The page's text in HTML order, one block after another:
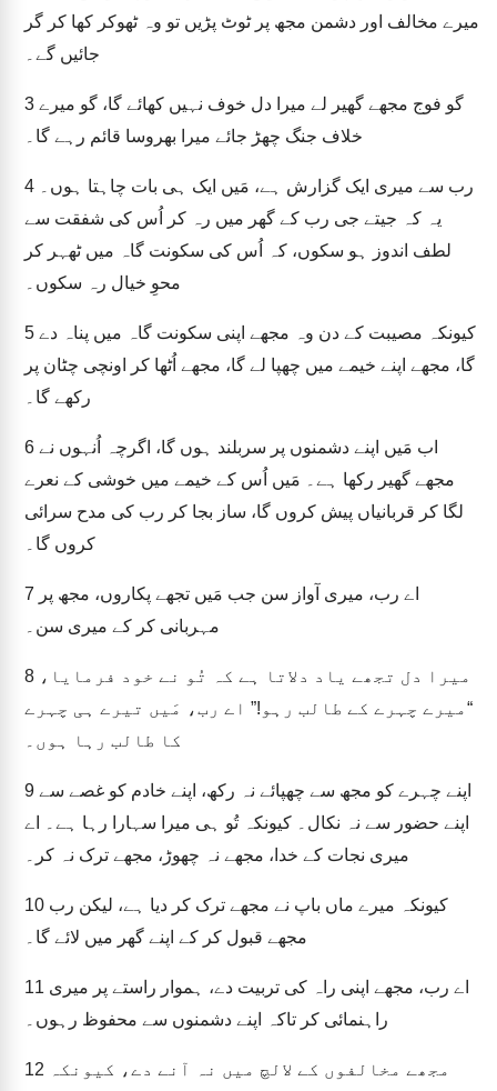
میرے مخالف اور دشمن مجھ پر ٹوٹ پڑیں تو وہ ٹھوکر کھا کر گر
جائیں گے۔
3
خلاف جنگ چھڑ جائے میرا بھروسا قائم رہے گا۔
4
یہ کہ جیتے جی رب کے گھر میں رہ کر اُس کی شفقت سے
لطف اندوز ہو سکوں، کہ اُس کی سکونت گاہ میں ٹھہر کر
محوِ خیال رہ سکوں۔
5
گا، مجھے اپنے خیمے میں چھپا لے گا، مجھے اُٹھا کر اونچی چٹان پر
رکھے گا۔
6
مجھے گھیر رکھا ہے۔ مَیں اُس کے خیمے میں خوشی کے نعرے
لگا کر قربانیاں پیش کروں گا، ساز بجا کر رب کی مدح سرائی
کروں گا۔
7
مہربانی کر کے میری سن۔
8
“میرے چہرے کے طالب رہو!” اے رب، مَیں تیرے ہی چہرے
کا طالب رہا ہوں۔
9
اپنے حضور سے نہ نکال۔ کیونکہ تُو ہی میرا سہارا رہا ہے۔ اے
میری نجات کے خدا، مجھے نہ چھوڑ، مجھے ترک نہ کر۔
10
مجھے قبول کر کے اپنے گھر میں لائے گا۔
11
راہنمائی کر تاکہ اپنے دشمنوں سے محفوظ رہوں۔
12